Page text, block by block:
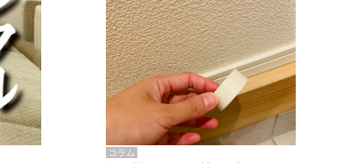
コラム